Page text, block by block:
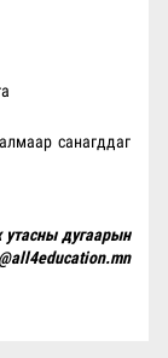
санагддаг
утасны дугаарын